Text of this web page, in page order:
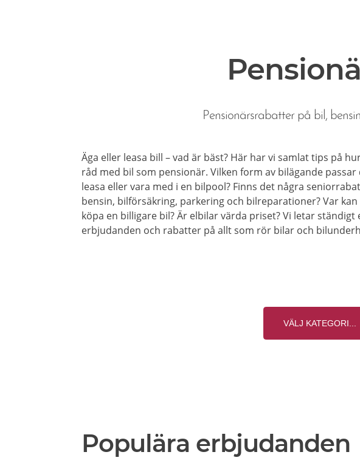
Pensionärsrabatter på bil,
Äga eller leasa bill – vad är bäst? Här har vi samlat tips på
råd med bil som pensionär. Vilken form av bilägande passar
leasa eller vara med i en bilpool? Finns det några
bensin, bilförsäkring, parkering och bilreparationer? Var
köpa en billigare bil? Är elbilar värda priset? Vi letar ständigt
erbjudanden och rabatter på allt som rör bilar och
Populära erbjudanden